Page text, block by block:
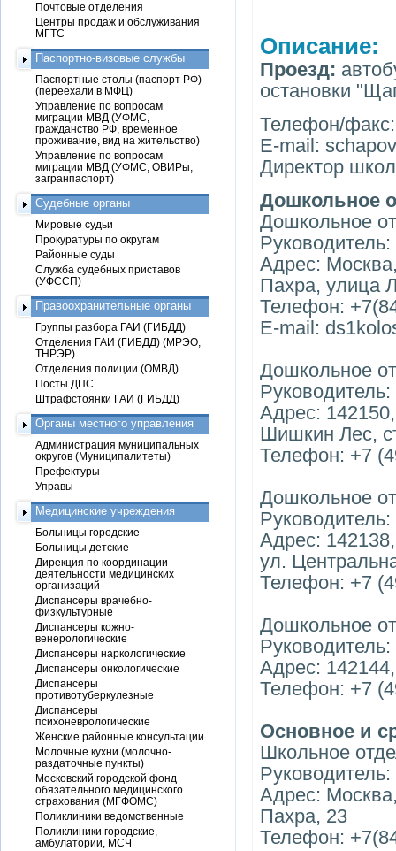
Описание:
Проезд:
остановки
Телефон/
Е-mail:
Директор
Дошкольное
Дошкольное
Адрес:
Пахра, улица
Телефон:
E-mail:
Дошкольное
Адрес:
Шишкин Лес,
Телефон: +7
Дошкольное
Адрес:
ул.
Телефон: +7
Дошкольное
Адрес:
Телефон: +7
Основное и
Школьное
Адрес:
Пахра, 23
Телефон:
Почтовые отделения
Центры продаж и обслуживания
МГТС
Паспортно-визовые службы
Паспортные столы (паспорт РФ)
(переехали в МФЦ)
Управление по вопросам
миграции МВД (УФМС,
гражданство РФ, временное
проживание, вид на жительство)
Управление по вопросам
миграции МВД (УФМС, ОВИРы,
загранпаспорт)
Судебные органы
Мировые судьи
Прокуратуры по округам
Районные суды
Служба судебных приставов
(УФССП)
Правоохранительные органы
Группы разбора ГАИ (ГИБДД)
Отделения ГАИ (ГИБДД) (МРЭО,
ТНРЭР)
Отделения полиции (ОМВД)
Посты ДПС
Штрафстоянки ГАИ (ГИБДД)
Органы местного управления
Администрация муниципальных
округов (Муниципалитеты)
Префектуры
Управы
Медицинские учреждения
Больницы городские
Больницы детские
Дирекция по координации
деятельности медицинских
организаций
Диспансеры врачебно-
физкультурные
Диспансеры кожно-
венерологические
Диспансеры наркологические
Диспансеры онкологические
Диспансеры
противотуберкулезные
Диспансеры
психоневрологические
Женские районные консультации
Молочные кухни (молочно-
раздаточные пункты)
Московский городской фонд
обязательного медицинского
страхования (МГФОМС)
Поликлиники ведомственные
Поликлиники городские,
амбулатории, МСЧ